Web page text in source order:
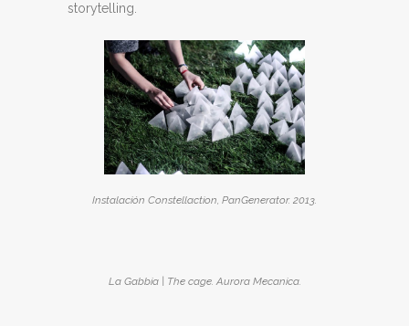
storytelling.
Instalación Constellaction, PanGenerator. 2013.
La Gabbia | The cage. Aurora Mecanica.